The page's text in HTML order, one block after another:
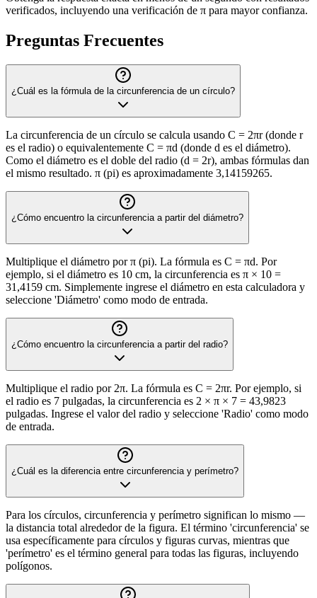
verificados, incluyendo una verificación de π para mayor confianza.
Preguntas Frecuentes
¿Cuál es la fórmula de la circunferencia de un círculo?
La circunferencia de un círculo se calcula usando C = 2πr (donde r
es el radio) o equivalentemente C = πd (donde d es el diámetro).
Como el diámetro es el doble del radio (d = 2r), ambas fórmulas dan
el mismo resultado. π (pi) es aproximadamente 3,14159265.
¿Cómo encuentro la circunferencia a partir del diámetro?
Multiplique el diámetro por π (pi). La fórmula es C = πd. Por
ejemplo, si el diámetro es 10 cm, la circunferencia es π × 10 =
31,4159 cm. Simplemente ingrese el diámetro en esta calculadora y
seleccione 'Diámetro' como modo de entrada.
¿Cómo encuentro la circunferencia a partir del radio?
Multiplique el radio por 2π. La fórmula es C = 2πr. Por ejemplo, si
el radio es 7 pulgadas, la circunferencia es 2 × π × 7 = 43,9823
pulgadas. Ingrese el valor del radio y seleccione 'Radio' como modo
de entrada.
¿Cuál es la diferencia entre circunferencia y perímetro?
Para los círculos, circunferencia y perímetro significan lo mismo —
la distancia total alrededor de la figura. El término 'circunferencia' se
usa específicamente para círculos y figuras curvas, mientras que
'perímetro' es el término general para todas las figuras, incluyendo
polígonos.